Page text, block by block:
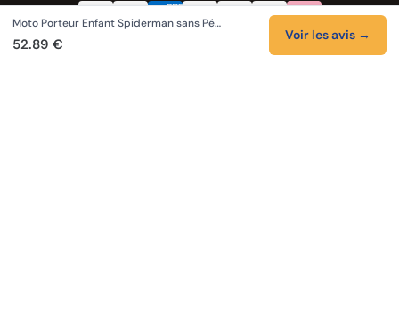
ConfidentialitéCGVCookies Mentions légales
Moto Porteur Enfant Spiderman sans Pé…
52.89 €
Voir les avis →